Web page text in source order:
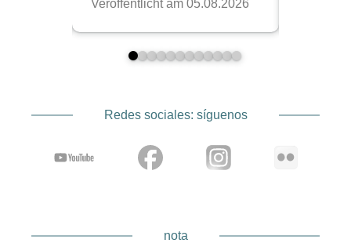
Redes sociales: síguenos
nota